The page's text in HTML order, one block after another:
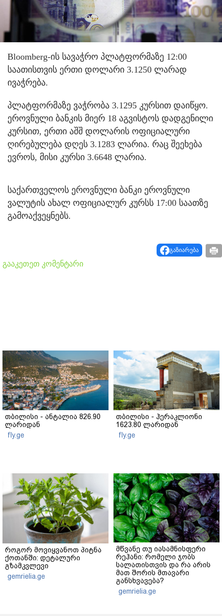
Bloomberg-ის სავაჭრო პლატფორმაზე 12:00
საათისთვის ერთი დოლარი 3.1250 ლარად
ივაჭრება.
პლატფორმაზე ვაჭრობა 3.1295 კურსით დაიწყო.
ეროვნული ბანკის მიერ 18 აგვისტოს დადგენილი
კურსით, ერთი აშშ დოლარის ოფიციალური
ღირებულება დღეს 3.1283 ლარია. რაც შეეხება
ევროს, მისი კურსი 3.6648 ლარია.
საქართველოს ეროვნული ბანკი ეროვნული
ვალუტის ახალ ოფიციალურ კურსს 17:00 საათზე
გამოაქვეყნებს.
გაზიარება
გააკეთეთ კომენტარი
თბილისი - ანტალია 826.90
ლარიდან
fly.ge
თბილისი - ჰერაკლიონი
1623.80 ლარიდან
fly.ge
როგორ მოვიყვანოთ პიტნა
ქოთანში: დეტალური
გზამკვლევი
gemrielia.ge
მწვანე თუ იასამნისფერი
რეჰანი: რომელი ჯობს
სალათისთვის და რა არის
მათ შორის მთავარი
განსხვავება?
gemrielia.ge